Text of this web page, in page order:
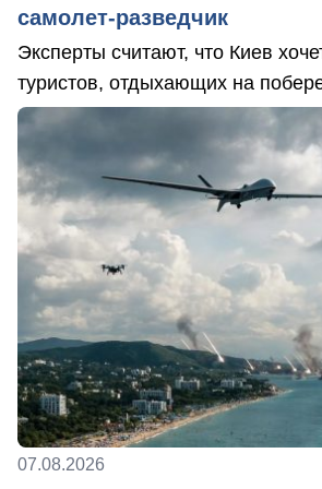
самолет-разведчик
Эксперты считают, что Киев
туристов, отдыхающих на
07.08.2026